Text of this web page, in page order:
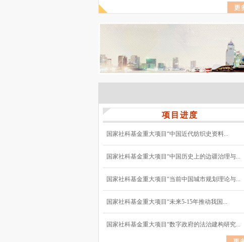
项目进度
国家社科基金重大项目“中国近代纺织史资料...
国家社科基金重大项目“中国历史上的边疆治理与...
国家社科基金重大项目“当前中国城市规划理论与...
国家社科基金重大项目“未来5-15年推动我国...
国家社科基金重大项目“数字政府的法治建构研究...